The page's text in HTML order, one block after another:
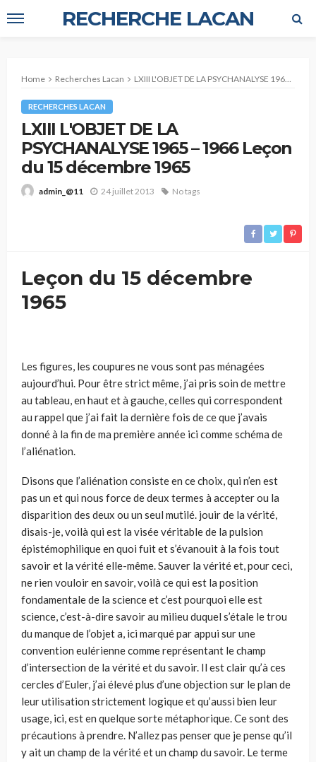
RECHERCHE LACAN
Home Recherches Lacan LXIII L'OBJET DE LA PSYCHANALYSE 1965 – 1966 Leçon du 15 décembre 1965
RECHERCHES LACAN
LXIII L'OBJET DE LA
PSYCHANALYSE 1965 – 1966 Leçon
du 15 décembre 1965
admin_@11 24 juillet 2013 No tags
Leçon du 15 décembre
1965
Les figures, les coupures ne vous sont pas ménagées
aujourd’hui. Pour être strict même, j’ai pris soin de mettre
au tableau, en haut et à gauche, celles qui correspondent
au rappel que j’ai fait la dernière fois de ce que j’avais
donné à la fin de ma première année ici comme schéma de
l’aliénation.
Disons que l’aliénation consiste en ce choix, qui n’en est
pas un et qui nous force de deux termes à accepter ou la
disparition des deux ou un seul mutilé. jouir de la vérité,
disais-je, voilà qui est la visée véritable de la pulsion
épisté­mophilique en quoi fuit et s’évanouit à la fois tout
savoir et la vérité elle-même. Sauver la vérité et, pour ceci,
ne rien vouloir en savoir, voilà ce qui est la posi­tion
fondamentale de la science et c’est pourquoi elle est
science, c’est-à-dire savoir au milieu duquel s’étale le trou
du manque de l’objet a, ici marqué par appui sur une
convention eulérienne comme représentant le champ
d’intersec­tion de la vérité et du savoir. Il est clair qu’à ces
cercles d’Euler, j’ai élevé plus d’une objection sur le plan de
leur utilisation strictement logique et qu’aussi bien leur
usage, ici, est en quelque sorte métaphorique. Ce sont des
précautions à prendre. N’allez pas penser que je pense qu’il
y ait un champ de la vérité et un champ du savoir. Le terme